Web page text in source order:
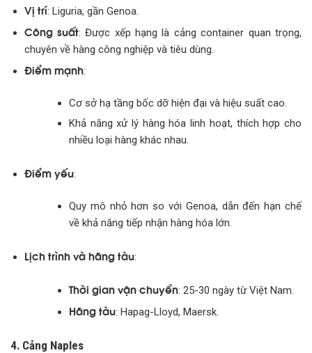
Vị trí: Liguria, gần Genoa.
Công suất: Được xếp hạng là cảng container quan trọng,
chuyên về hàng công nghiệp và tiêu dùng.
Điểm mạnh:
Cơ sở hạ tầng bốc dỡ hiện đại và hiệu suất cao.
Khả năng xử lý hàng hóa linh hoạt, thích hợp cho
nhiều loại hàng khác nhau.
Điểm yếu:
Quy mô nhỏ hơn so với Genoa, dẫn đến hạn chế
về khả năng tiếp nhận hàng hóa lớn.
Lịch trình và hãng tàu:
Thời gian vận chuyển: 25-30 ngày từ Việt Nam.
Hãng tàu: Hapag-Lloyd, Maersk.
4. Cảng Naples